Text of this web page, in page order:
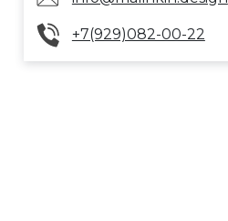
+7(929)082-00-22